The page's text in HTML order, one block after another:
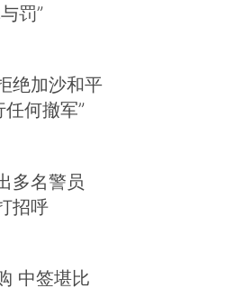
罚”
绝加沙和平
何撤军”
多名警员
招呼
中签堪比